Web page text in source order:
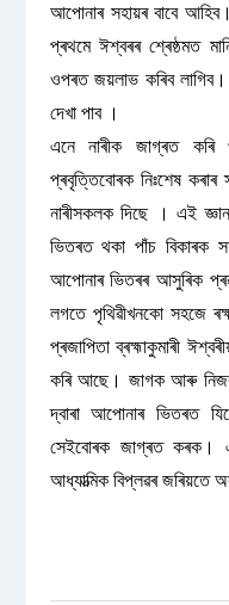
আপোনাৰ সহায়ৰ বাবে
প্ৰথমে ঈশ্বৰৰ শ্ৰেষ্ঠমত
ওপৰত জয়লাভ কৰিব
দেখা পাব ।
এনে নাৰীক জাগ্ৰত
প্ৰবৃত্তিবোৰক নিঃশেষ কৰাৰ
নাৰীসকলক দিছে । এই
ভিতৰত থকা পাঁচ বিকাৰক
আপোনাৰ ভিতৰৰ আসুৰিক
লগতে পৃথিৱীখনকো সহজে
প্ৰজাপিতা ব্ৰহ্মাকুমাৰী
কৰি আছে। জাগক আৰু
দ্বাৰা আপোনাৰ ভিতৰত
সেইবোৰক জাগ্ৰত কৰক।
আধ্যাত্মিক বিপ্লৱৰ জৰিয়তে